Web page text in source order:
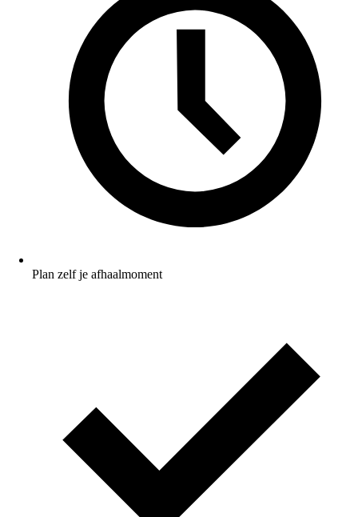
Plan zelf je afhaalmoment